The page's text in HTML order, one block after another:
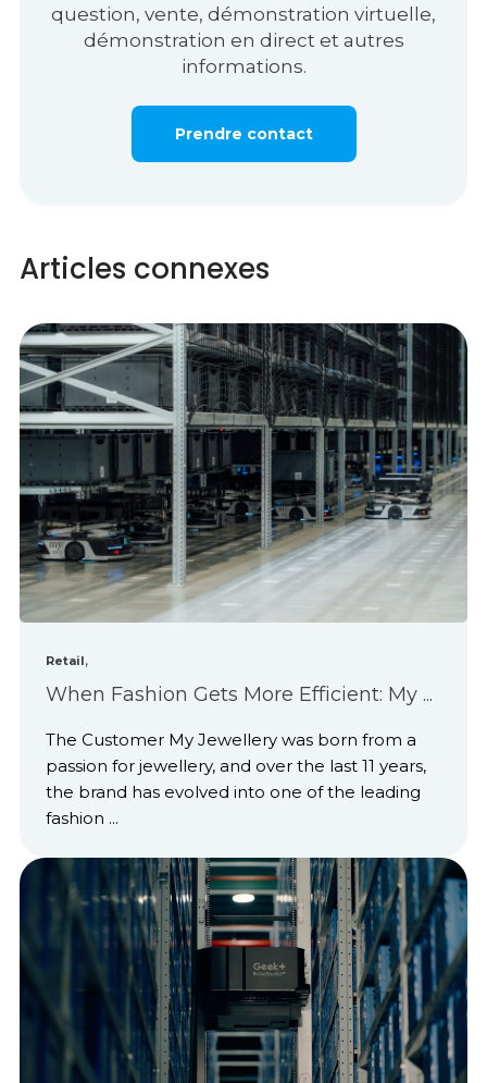
question, vente, démonstration virtuelle,
démonstration en direct et autres
informations.
Prendre contact
Articles connexes
Retail,
When Fashion Gets More Efficient: My ...
The Customer My Jewellery was born from a
passion for jewellery, and over the last 11 years,
the brand has evolved into one of the leading
fashion ...